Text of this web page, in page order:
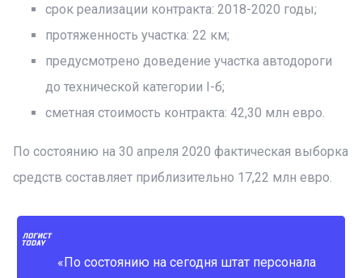
срок реализации контракта: 2018-2020 годы;
протяженность участка: 22 км;
предусмотрено доведение участка автодороги
до технической категории I-б;
сметная стоимость контракта: 42,30 млн евро.
По состоянию на 30 апреля 2020 фактическая выборка
средств составляет приблизительно 17,22 млн евро.
«По состоянию на сегодня штат персонала